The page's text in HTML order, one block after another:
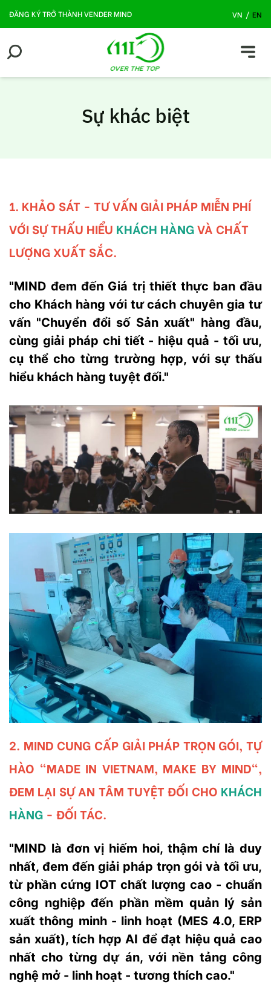
ĐĂNG KÝ TRỞ THÀNH VENDER MIND VN / EN
Sự khác biệt
1. KHẢO SÁT - TƯ VẤN GIẢI PHÁP MIỄN PHÍ
VỚI SỰ THẤU HIỂU KHÁCH HÀNGVÀ CHẤT
LƯỢNG XUẤT SẮC.
"MIND đem đến Giá trị thiết thực ban đầu
cho Khách hàng với tư cách chuyên gia tư
vấn "Chuyển đổi số Sản xuất" hàng đầu,
cùng giải pháp chi tiết - hiệu quả - tối ưu,
cụ thể cho từng trường hợp, với sự thấu
hiểu khách hàng tuyệt đối."
2. MIND CUNG CẤP GIẢI PHÁP TRỌN GÓI, TỰ
HÀO "MADE IN VIETNAM, MAKE BY MIND",
ĐEM LẠI SỰ AN TÂM TUYỆT ĐỐI CHO KHÁCH
HÀNG - ĐỐI TÁC.
"MIND là đơn vị hiếm hoi, thậm chí là duy
nhất, đem đến giải pháp trọn gói và tối ưu,
từ phần cứng IOT chất lượng cao - chuẩn
công nghiệp đến phần mềm quản lý sản
xuất thông minh - linh hoạt (MES 4.0, ERP
sản xuất), tích hợp AI để đạt hiệu quả cao
nhất cho từng dự án, với nền tảng công
nghệ mở - linh hoạt - tương thích cao."